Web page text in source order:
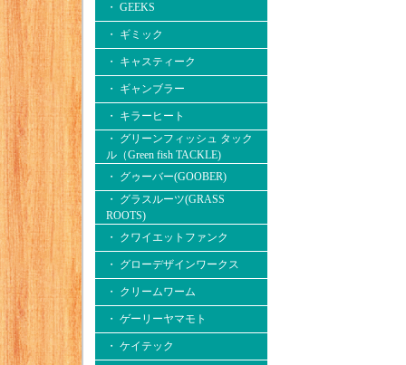
・ GEEKS
・ ギミック
・ キャスティーク
・ ギャンブラー
・ キラーヒート
・ グリーンフィッシュ タック
ル（Green fish TACKLE)
・ グゥーバー(GOOBER)
・ グラスルーツ(GRASS
ROOTS)
・ クワイエットファンク
・ グローデザインワークス
・ クリームワーム
・ ゲーリーヤマモト
・ ケイテック